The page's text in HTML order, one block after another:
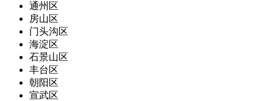
通州区
房山区
门头沟区
海淀区
石景山区
丰台区
朝阳区
宣武区